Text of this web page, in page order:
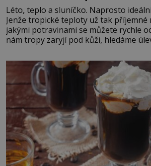
Léto, teplo a sluníčko. Naprosto
Jenže tropické teploty už tak příjemné
jakými potravinami se můžete rychle
nám tropy zaryjí pod kůži, hledáme
blízkosti. Nemusíte však zoufat.
promyšlený jídelníček, žadné pařáky si